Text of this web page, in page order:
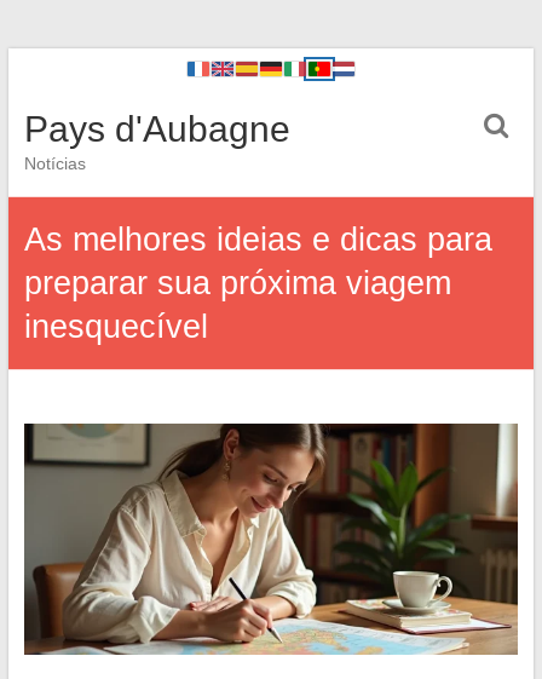
Pays d'Aubagne
Notícias
As melhores ideias e dicas para
preparar sua próxima viagem
inesquecível